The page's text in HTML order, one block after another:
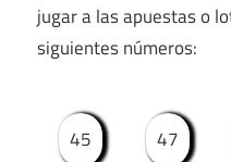
jugar a las apuestas o
siguientes números:
45 47